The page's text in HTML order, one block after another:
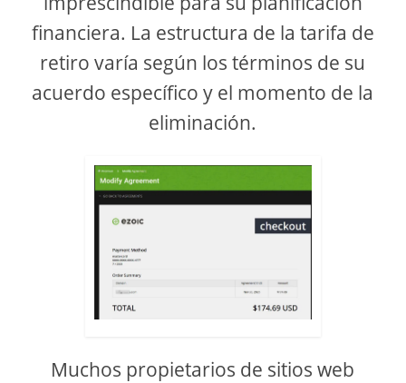
financiera. La estructura de la tarifa de
retiro varía según los términos de su
acuerdo específico y el momento de la
eliminación.
Muchos propietarios de sitios web